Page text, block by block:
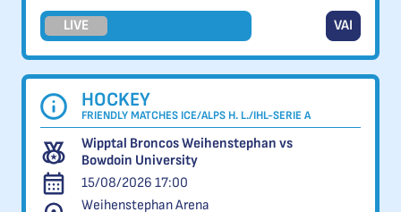
LIVE VAI
HOCKEY
FRIENDLY MATCHES ICE/ALPS H. L./IHL-SERIE A
Wipptal Broncos Weihenstephan vs
Bowdoin University
15/08/2026 17:00
Weihenstephan Arena